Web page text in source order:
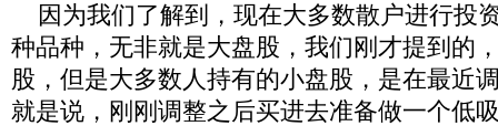
因为我们了解到，现在大多数散户进行投
种品种，无非就是大盘股，我们刚才提到的
股，但是大多数人持有的小盘股，是在最近
就是说，刚刚调整之后买进去准备做一个低